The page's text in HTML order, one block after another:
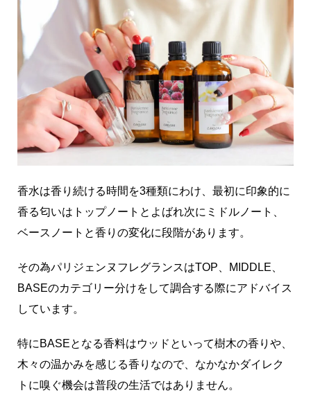
香水は香り続ける時間を3種類にわけ、最初に印象的に
香る匂いはトップノートとよばれ次にミドルノート、
ベースノートと香りの変化に段階があります。
その為パリジェンヌフレグランスはTOP、MIDDLE、
BASEのカテゴリー分けをして調合する際にアドバイス
しています。
特にBASEとなる香料はウッドといって樹木の香りや、
木々の温かみを感じる香りなので、なかなかダイレク
トに嗅ぐ機会は普段の生活ではありません。